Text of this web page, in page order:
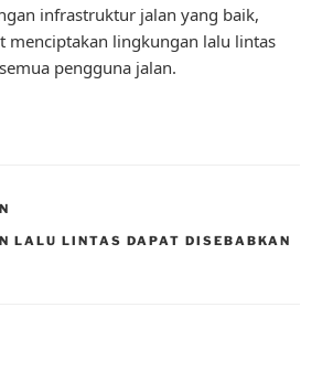
infrastruktur jalan yang baik,
menciptakan lingkungan lalu lintas
pengguna jalan.
LALU LINTAS DAPAT DISEBABKAN